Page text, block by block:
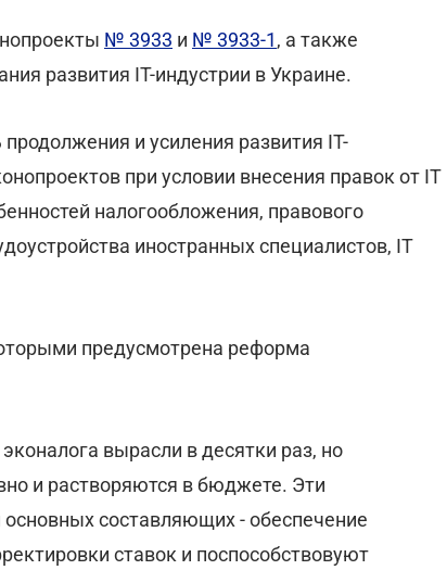
№ 3933 и № 3933-1, а также
развития IT-индустрии в Украине.
и усиления развития ІТ-
при условии внесения правок от ІТ
налогообложения, правового
иностранных специалистов, ІТ
предусмотрена реформа
вырасли в десятки раз, но
и растворяются в бюджете. Эти
составляющих - обеспечение
ставок и поспособствовуют